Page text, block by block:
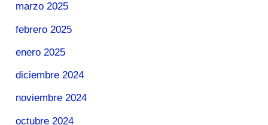
marzo 2025
febrero 2025
enero 2025
diciembre 2024
noviembre 2024
octubre 2024